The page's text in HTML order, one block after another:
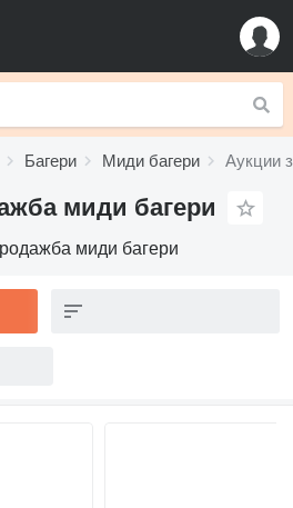
Багери Миди багери Аукции
миди багери
миди багери